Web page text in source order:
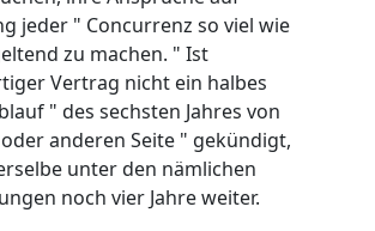
jeder " Concurrenz so viel wie
zu machen. " Ist
Vertrag nicht ein halbes
" des sechsten Jahres von
anderen Seite " gekündigt,
unter den nämlichen
noch vier Jahre weiter.